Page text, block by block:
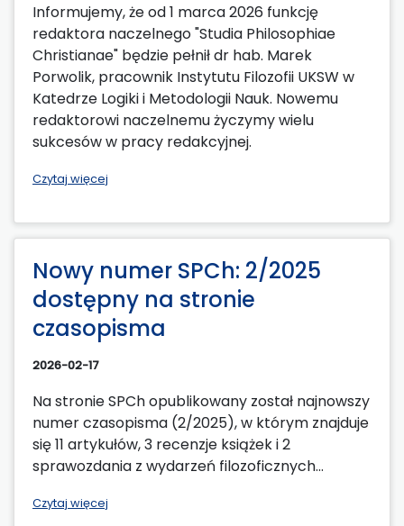
Informujemy, że od 1 marca 2026 funkcję
redaktora naczelnego "Studia Philosophiae
Christianae" będzie pełnił dr hab. Marek
Porwolik, pracownik Instytutu Filozofii UKSW w
Katedrze Logiki i Metodologii Nauk. Nowemu
redaktorowi naczelnemu życzymy wielu
sukcesów w pracy redakcyjnej.
Czytaj więcej
Nowy numer SPCh: 2/2025
dostępny na stronie
czasopisma
2026-02-17
Na stronie SPCh opublikowany został najnowszy
numer czasopisma (2/2025), w którym znajduje
się 11 artykułów, 3 recenzje książek i 2
sprawozdania z wydarzeń filozoficznych...
Czytaj więcej